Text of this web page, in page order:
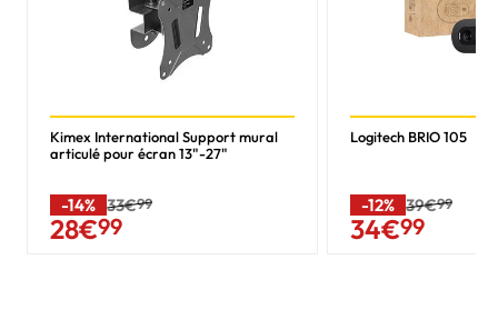
Kimex International Support mural
articulé pour écran 13"-27"
-14% 33€99
28€99
Logitech BRIO 105
-12% 39€99
34€99